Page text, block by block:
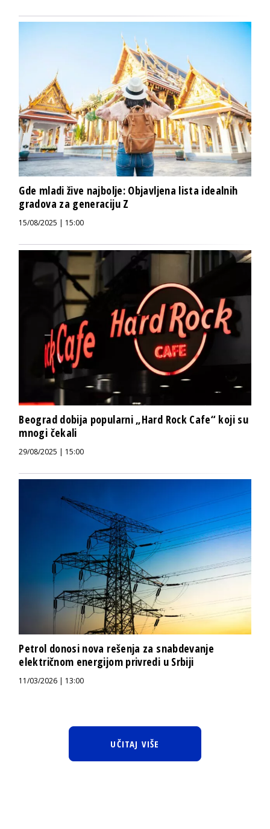
Gde mladi žive najbolje: Objavljena lista idealnih
gradova za generaciju Z
15/08/2025 | 15:00
Beograd dobija popularni „Hard Rock Cafe“ koji su
mnogi čekali
29/08/2025 | 15:00
Petrol donosi nova rešenja za snabdevanje
električnom energijom privredi u Srbiji
11/03/2026 | 13:00
UČITAJ VIŠE